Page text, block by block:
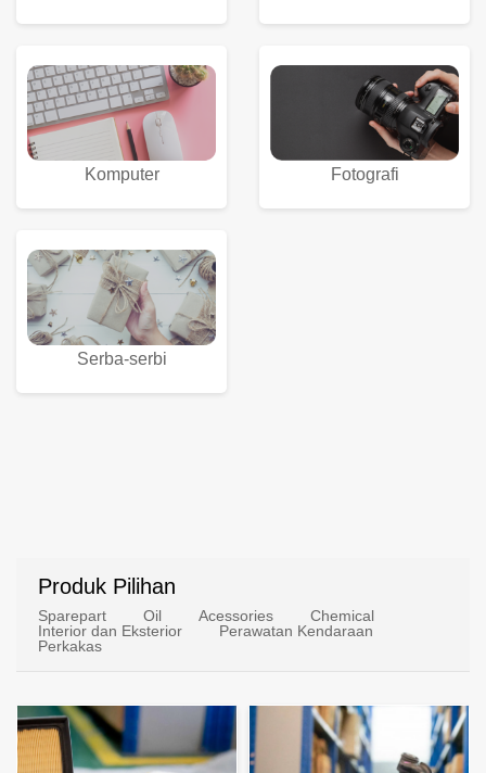
Komputer Fotografi
Serba-serbi
Produk Pilihan
Sparepart Oil Acessories
Chemical
Interior dan Eksterior
Perawatan Kendaraan
Perkakas